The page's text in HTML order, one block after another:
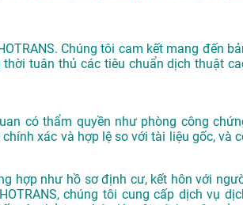
Chúng tôi cam kết mang đến
tuân thủ các tiêu chuẩn dịch thuật
có thẩm quyền như phòng công
xác và hợp lệ so với tài liệu gốc, và
hợp như hồ sơ định cư, kết hôn với
chúng tôi cung cấp dịch vụ